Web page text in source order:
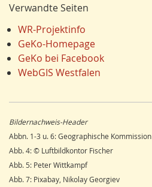
Hydrogeologie 16
Ausländer 16
Einzelhandel
Schienenverkehr 15
LEADER 15
Wandern 14
Dorfentwicklung 14
Siegerland 13
Unterwelten 12
Schule 12
Jürgen Lethmate
Rudolf Bergmann
Hans-Werner Wehling
Klaus Temlitz
Stefan Harnischmacher
Julius Werner
Kreft-Kettermann
Gerhard Henkel
Friedrich Schulte-Derne
Ann-Kathrin Kusch
Verwandte Seiten
WR-Projektinfo
GeKo-Homepage
GeKo bei Facebook
WebGIS Westfalen
Bildernachweis-Header
Abbn. 1-3 u. 6: Geographische Kommission
Abb. 4: © Luftbildkontor Fischer
Abb. 5: Peter Wittkampf
Abb. 7: Pixabay, Nikolay Georgiev